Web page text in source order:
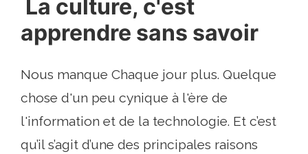
La culture, c'est
apprendre sans savoir
Nous manque Chaque jour plus. Quelque
chose d'un peu cynique à l'ère de
l'information et de la technologie. Et c’est
qu’il s’agit d’une des principales raisons